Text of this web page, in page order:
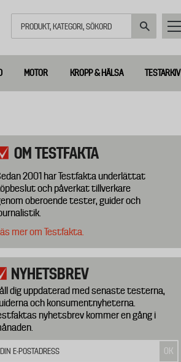
MOTOR KROPP & HÄLSA TESTARKIV
OM TESTFAKTA
2001 har Testfakta underlättat
och påverkat tillverkare
oberoende tester, guider och
mer om Testfakta.
NYHETSBREV
dig uppdaterad med senaste testerna,
och konsumentnyheterna.
nyhetsbrev kommer en gång i